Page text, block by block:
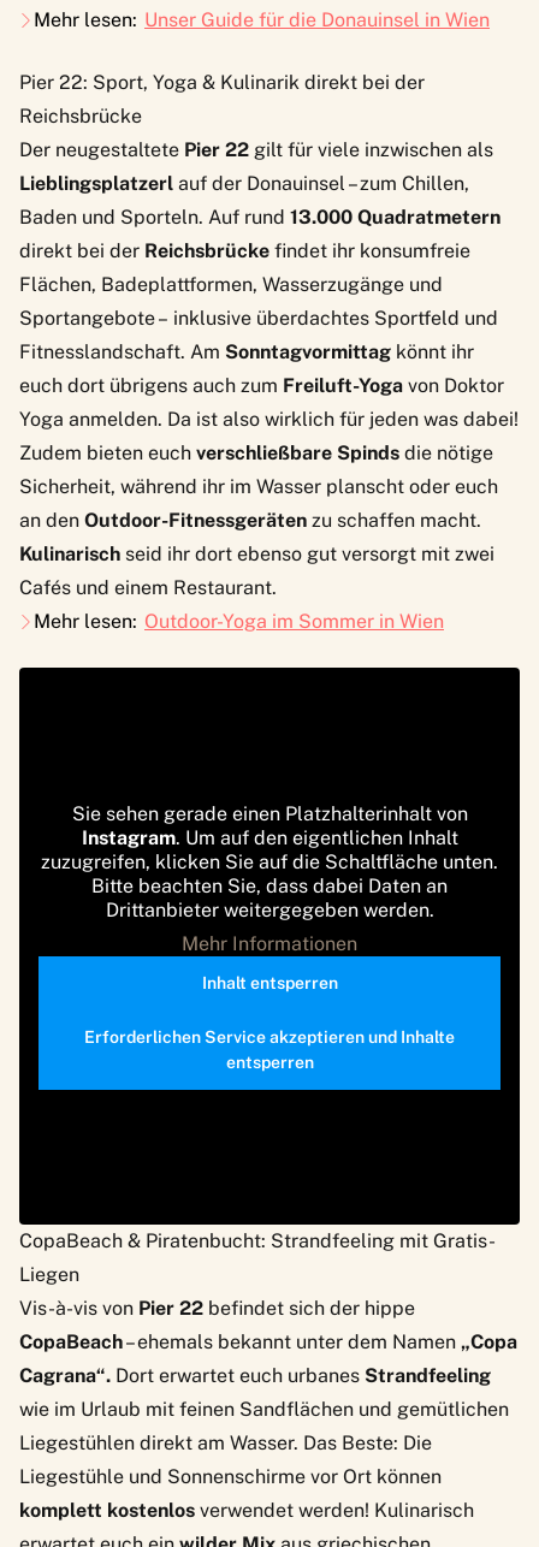
Mehr lesen: Unser Guide für die Donauinsel in Wien
Pier 22: Sport, Yoga & Kulinarik direkt bei der
Reichsbrücke
Der neugestaltete Pier 22 gilt für viele inzwischen als
Lieblingsplatzerl auf der Donauinsel – zum Chillen,
Baden und Sporteln. Auf rund 13.000 Quadratmetern
direkt bei der Reichsbrücke findet ihr konsumfreie
Flächen, Badeplattformen, Wasserzugänge und
Sportangebote – inklusive überdachtes Sportfeld und
Fitnesslandschaft. Am Sonntagvormittag könnt ihr
euch dort übrigens auch zum Freiluft-Yoga von Doktor
Yoga anmelden. Da ist also wirklich für jeden was dabei!
Zudem bieten euch verschließbare Spinds die nötige
Sicherheit, während ihr im Wasser planscht oder euch
an den Outdoor-Fitnessgeräten zu schaffen macht.
Kulinarisch seid ihr dort ebenso gut versorgt mit zwei
Cafés und einem Restaurant.
Mehr lesen: Outdoor-Yoga im Sommer in Wien
Sie sehen gerade einen Platzhalterinhalt von
Instagram. Um auf den eigentlichen Inhalt
zuzugreifen, klicken Sie auf die Schaltfläche unten.
Bitte beachten Sie, dass dabei Daten an
Drittanbieter weitergegeben werden.
Mehr Informationen
Inhalt entsperren
Erforderlichen Service akzeptieren und Inhalte
entsperren
CopaBeach & Piratenbucht: Strandfeeling mit Gratis-
Liegen
Vis-à-vis von Pier 22 befindet sich der hippe
CopaBeach– ehemals bekannt unter dem Namen „Copa
Cagrana“. Dort erwartet euch urbanes Strandfeeling
wie im Urlaub mit feinen Sandflächen und gemütlichen
Liegestühlen direkt am Wasser. Das Beste: Die
Liegestühle und Sonnenschirme vor Ort können
komplett kostenlos verwendet werden! Kulinarisch